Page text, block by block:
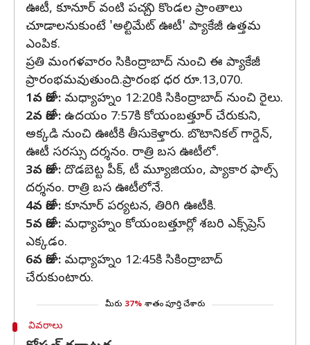
ఊటీ, కూనూర్ వంటి పచ్చని కొండల ప్రాంతాలు
చూడాలనుకుంటే 'అల్టిమేట్ ఊటీ' ప్యాకేజీ ఉత్తమ
ఎంపిక.
ప్రతి మంగళవారం సికింద్రాబాద్ నుంచి ఈ ప్యాకేజీ
ప్రారంభమవుతుంది.ప్రారంభ ధర రూ.13,070.
1వ రోజు: మధ్యాహ్నం 12:20కి సికింద్రాబాద్ నుంచి రైలు.
2వ రోజు: ఉదయం 7:57కి కోయంబత్తూర్ చేరుకుని,
అక్కడి నుంచి ఊటీకి తీసుకెళ్తారు. బొటానికల్ గార్డెన్‌,
ఊటీ సరస్సు దర్శనం. రాత్రి బస ఊటీలో.
3వ రోజు: దొడబెట్ట పీక్‌, టీ మ్యూజియం, ప్యాకార ఫాల్స్
దర్శనం. రాత్రి బస ఊటీలోనే.
4వ రోజు: కూనూర్ పర్యటన, తిరిగి ఊటీకి.
5వ రోజు: మధ్యాహ్నం కోయంబత్తూర్లో శబరి ఎక్స్‌ప్రెస్
ఎక్కడం.
6వ రోజు: మధ్యాహ్నం 12:45కి సికింద్రాబాద్
చేరుకుంటారు.
మీరు 37% శాతం పూర్తి చేశారు
వివరాలు